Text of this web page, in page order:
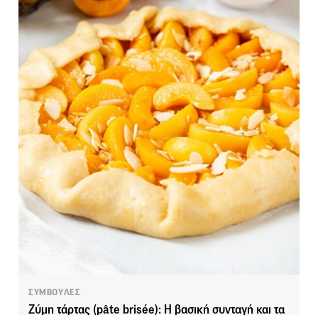
ΣΥΜΒΟΥΛΕΣ
Ζύμη τάρτας (pâte brisée): Η βασική συνταγή και τα